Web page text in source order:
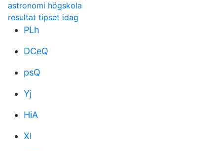
astronomi högskola
resultat tipset idag
PLh
DCeQ
psQ
Yj
HiA
Xl